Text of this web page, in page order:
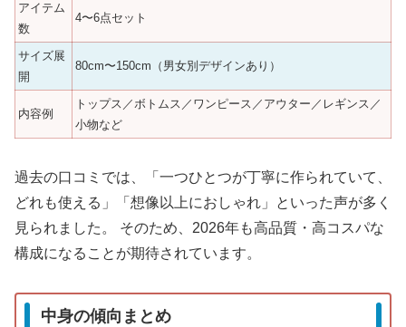
アイテム
数
4〜6点セット
サイズ展
開
80cm〜150cm（男女別デザインあり）
内容例
トップス／ボトムス／ワンピース／アウター／レギンス／
小物など
過去の口コミでは、「一つひとつが丁寧に作られていて、
どれも使える」「想像以上におしゃれ」といった声が多く
見られました。 そのため、2026年も高品質・高コスパな
構成になることが期待されています。
中身の傾向まとめ